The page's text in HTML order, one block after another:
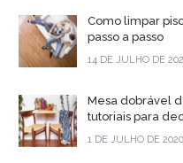
Como limpar
passo a passo
14 DE JULHO DE
Mesa dobrável
tutoriais para
1 DE JULHO DE 2020